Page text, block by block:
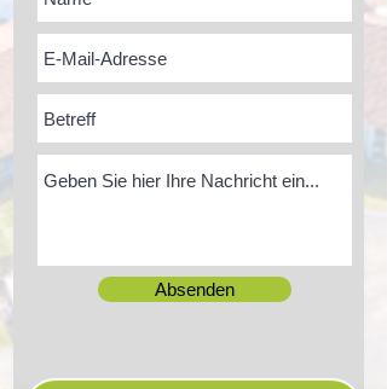
Absenden